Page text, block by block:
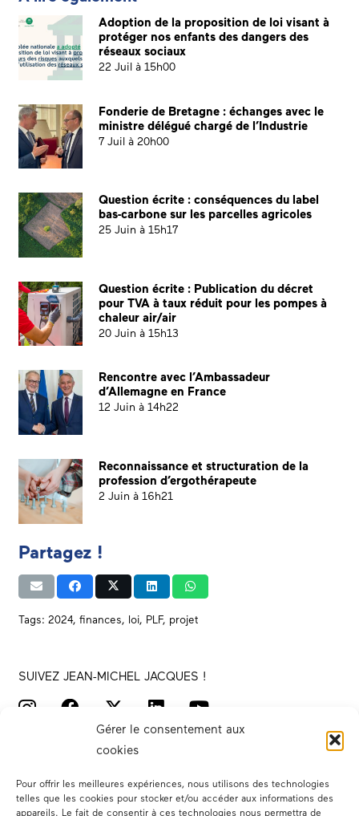
Gérer le consentement aux
cookies
Pour offrir les meilleures expériences, nous utilisons des technologies
telles que les cookies pour stocker et/ou accéder aux informations des
appareils. Le fait de consentir à ces technologies nous permettra de
Adoption de la proposition de loi visant à
protéger nos enfants des dangers des
réseaux sociaux
22 Juil à 15h00
Fonderie de Bretagne : échanges avec le
ministre délégué chargé de l’Industrie
7 Juil à 20h00
Question écrite : conséquences du label
bas-carbone sur les parcelles agricoles
25 Juin à 15h17
Question écrite : Publication du décret
pour TVA à taux réduit pour les pompes à
chaleur air/air
20 Juin à 15h13
Rencontre avec l’Ambassadeur
d’Allemagne en France
12 Juin à 14h22
Reconnaissance et structuration de la
profession d’ergothérapeute
2 Juin à 16h21
Partagez !
Tags: 2024, finances, loi, PLF, projet
SUIVEZ JEAN-MICHEL JACQUES !